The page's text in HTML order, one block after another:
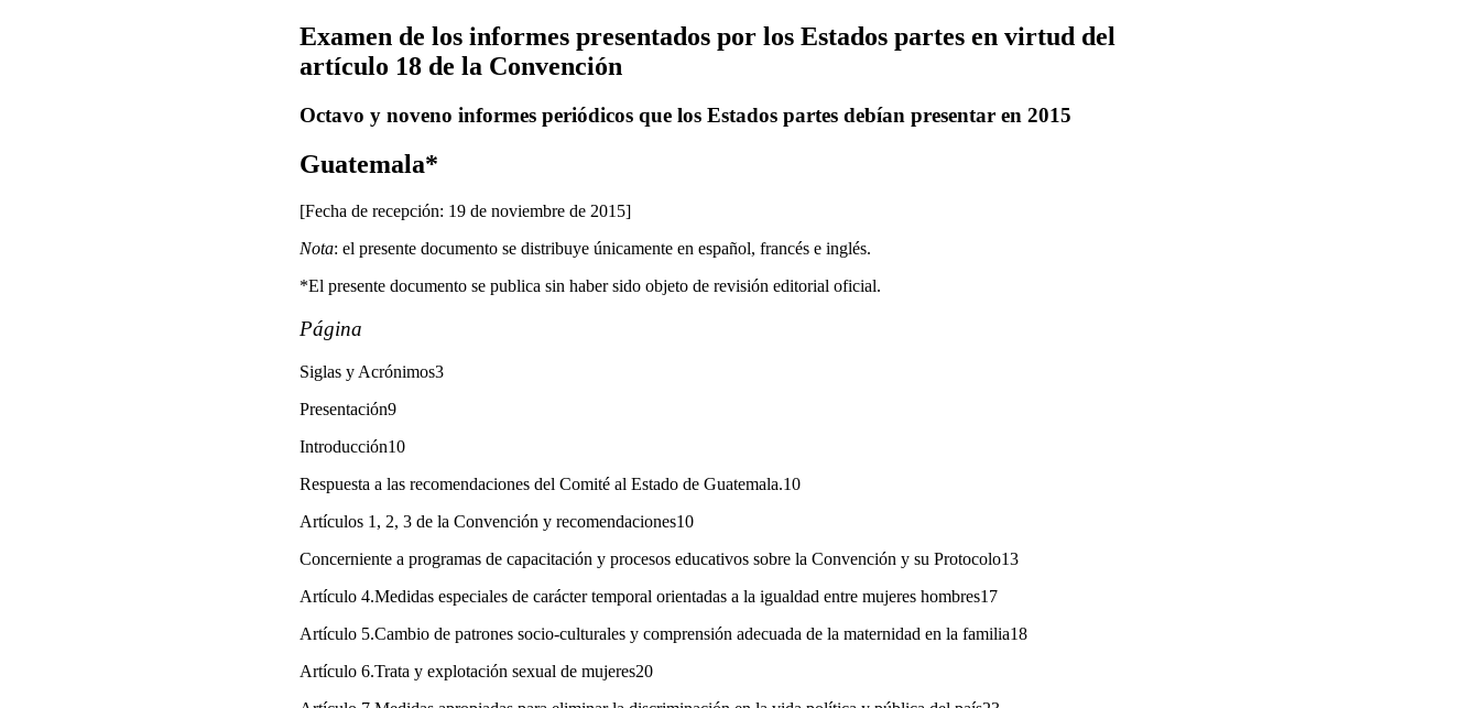
Examen de los informes presentados por los Estados partes en virtud del
artículo 18 de la Convención
Octavo y noveno informes periódicos que los Estados partes debían presentar en 2015
Guatemala*
[Fecha de recepción: 19 de noviembre de 2015]
Nota: el presente documento se distribuye únicamente en español, francés e inglés.
*El presente documento se publica sin haber sido objeto de revisión editorial oficial.
Página
Siglas y Acrónimos3
Presentación9
Introducción10
Respuesta a las recomendaciones del Comité al Estado de Guatemala.10
Artículos 1, 2, 3 de la Convención y recomendaciones10
Concerniente a programas de capacitación y procesos educativos sobre la Convención y su Protocolo13
Artículo 4.Medidas especiales de carácter temporal orientadas a la igualdad entre mujeres hombres17
Artículo 5.Cambio de patrones socio-culturales y comprensión adecuada de la maternidad en la familia18
Artículo 6.Trata y explotación sexual de mujeres20